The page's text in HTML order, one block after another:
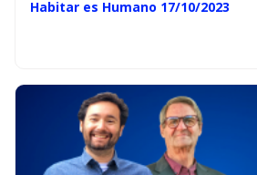
Habitar es Humano 17/10/2023